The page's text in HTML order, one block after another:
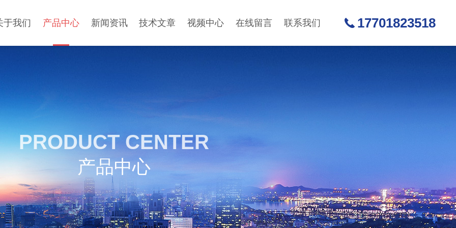
于我们 产品中心 新闻资讯 技术文章 视频中心 在线留言 联系我们 17701823518
PRODUCT CENTER
产品中心